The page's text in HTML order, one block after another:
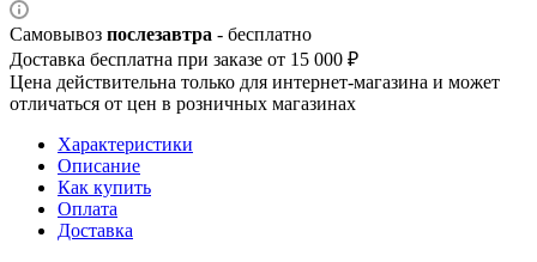
Самовывоз послезавтра - бесплатно
Доставка бесплатна при заказе от 15 000 ₽
Цена действительна только для интернет-магазина и может
отличаться от цен в розничных магазинах
Характеристики
Описание
Как купить
Оплата
Доставка